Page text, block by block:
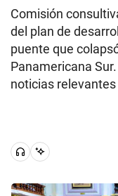
Comisión
del plan de
puente que
Panamericana
noticias